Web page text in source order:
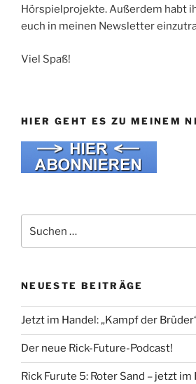
Hörspielprojekte. Außerdem habt
euch in meinen Newsletter
Viel Spaß!
HIER GEHT ES ZU MEINEM
nach:
NEUESTE BEITRÄGE
Jetzt im Handel: „Kampf der
Der neue Rick-Future-Podcast!
Rick Furute 5: Roter Sand – jetzt im